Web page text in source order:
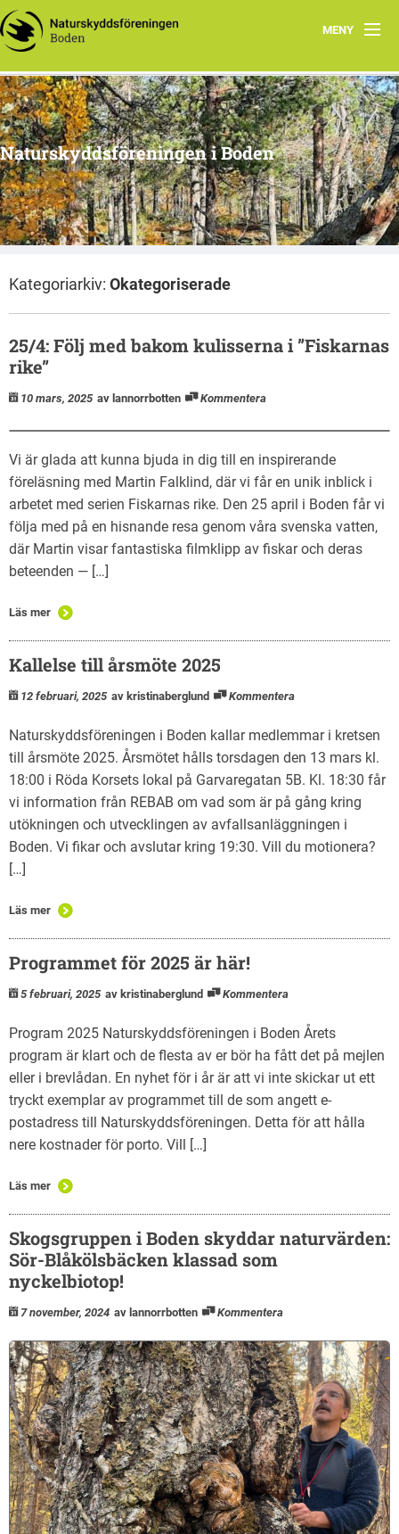
MENY
Hem
Om oss
Kontakta oss
Program
Årsmöte
Naturskyddsföreningen i Boden
Kategoriarkiv: Okategoriserade
25/4: Följ med bakom kulisserna i ”Fiskarnas
rike”
10 mars, 2025 av lannorrbotten Kommentera
Vi är glada att kunna bjuda in dig till en inspirerande
föreläsning med Martin Falklind, där vi får en unik inblick i
arbetet med serien Fiskarnas rike. Den 25 april i Boden får vi
följa med på en hisnande resa genom våra svenska vatten,
där Martin visar fantastiska filmklipp av fiskar och deras
beteenden — […]
Läs mer
Kallelse till årsmöte 2025
12 februari, 2025 av kristinaberglund Kommentera
Naturskyddsföreningen i Boden kallar medlemmar i kretsen
till årsmöte 2025. Årsmötet hålls torsdagen den 13 mars kl.
18:00 i Röda Korsets lokal på Garvaregatan 5B. Kl. 18:30 får
vi information från REBAB om vad som är på gång kring
utökningen och utvecklingen av avfallsanläggningen i
Boden. Vi fikar och avslutar kring 19:30. Vill du motionera?
[…]
Läs mer
Programmet för 2025 är här!
5 februari, 2025 av kristinaberglund Kommentera
Program 2025 Naturskyddsföreningen i Boden Årets
program är klart och de flesta av er bör ha fått det på mejlen
eller i brevlådan. En nyhet för i år är att vi inte skickar ut ett
tryckt exemplar av programmet till de som angett e-
postadress till Naturskyddsföreningen. Detta för att hålla
nere kostnader för porto. Vill […]
Läs mer
Skogsgruppen i Boden skyddar naturvärden:
Sör-Blåkölsbäcken klassad som
nyckelbiotop!
7 november, 2024 av lannorrbotten Kommentera